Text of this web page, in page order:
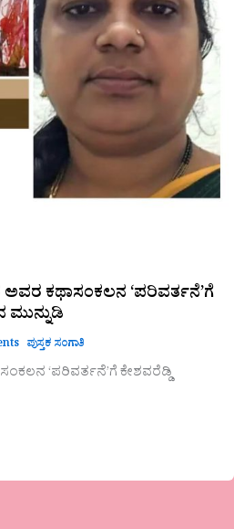
ಕಥಾಸಂಕಲನ ‘ಪರಿವರ್ತನೆ’ಗೆ
ಮುನ್ನುಡಿ
ಪುಸ್ತಕ ಸಂಗಾತಿ
‘ಪರಿವರ್ತನೆ’ಗೆ ಕೇಶವರೆಡ್ಡಿ